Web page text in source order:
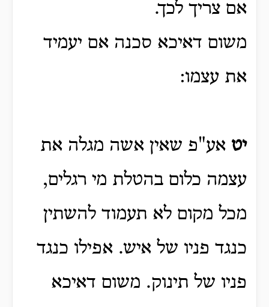
אם צריך לכך.
משום דאיכא סכנה אם יעמיד
את עצמו:
יט אע"פ שאין אשה מגלה את
עצמה כלום בהטלת מי רגלים,
מכל מקום לא תעמוד להשתין
כנגד פניו של איש. אפילו כנגד
פניו של תינוק. משום דאיכא